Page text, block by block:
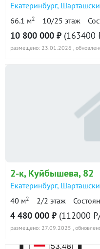
Екатеринбург,
66.1 м2 10/25 этаж
10 800 000 ₽ (163400
размещено: 23.01.2026 ,
2-к, Куйбышева, 82
Екатеринбург,
40 м2 2/2 этаж
4 480 000 ₽ (112000
размещено: 27.09.2025 ,